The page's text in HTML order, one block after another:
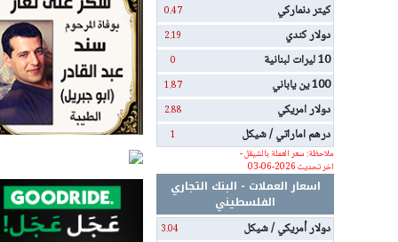
كيتر دنماركي 0.47
دولار كندي 2.19
10 ليرات لبنانية 0
100 ين ياباني 1.87
دولار امريكي 2.88
درهم اماراتي / شيكل
1
ملاحظة: سعر العملة بالشيقل -
اخر تحديث 2026-06-03
اسعار العملات - البنك التجاري
الفلسطيني
دولار أمريكي / شيكل
3.04